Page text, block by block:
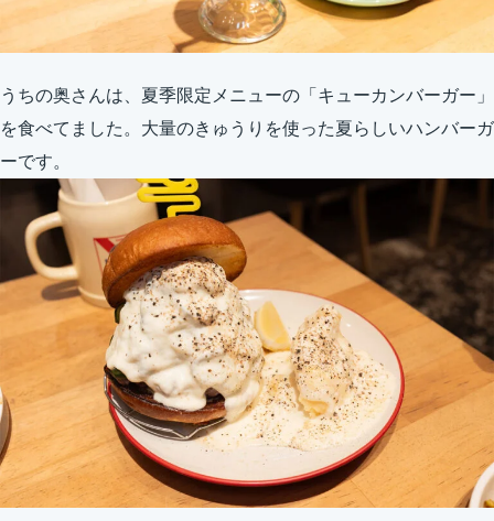
うちの奥さんは、夏季限定メニューの「キューカンバーガー」
を食べてました。大量のきゅうりを使った夏らしいハンバーガ
ーです。